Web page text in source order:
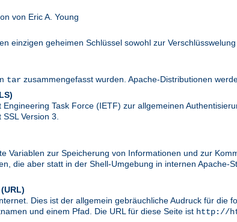
von Eric A. Young
einzigen geheimen Schlüssel sowohl zur
tar zusammengefasst wurden. Apache-Distributionen
Task Force (IETF) zur allgemeinen
Version 3.
Variablen zur Speicherung von Informationen und zur
die aber statt in der Shell-Umgebung in internen Apache-
(URL)
Dies ist der allgemein gebräuchliche Audruck für die
und einem Pfad. Die URL für diese Seite ist http://